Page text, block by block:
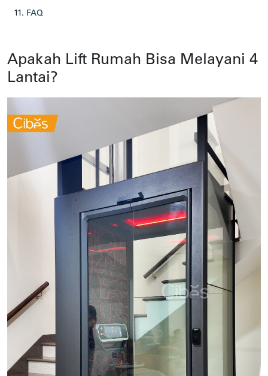
11. FAQ
Apakah Lift Rumah Bisa Melayani 4
Lantai?